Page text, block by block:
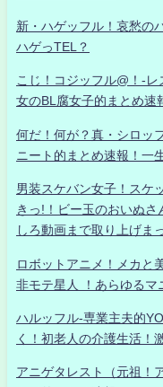
新・ハゲッフル！哀愁の
ハゲっTEL？
こじ！コジッフル@！-
女のBL腐女子的まとめ速
何だ！何が？真・シロ
ニート的まとめ速報！一
男装スケバン女子！スケ
きっ!！ビー玉のおいぬ
しろ動画まで取り上げま
ロボットアニメ！メカと
非モテ星人 ！あらゆるマ
ハルッフル-専業主夫的
く！初老人の介護生活！
アニゲタレスト（元祖！